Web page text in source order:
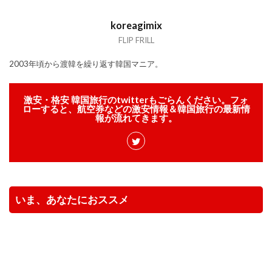
koreagimix
FLIP FRILL
2003年頃から渡韓を繰り返す韓国マニア。
激安・格安 韓国旅行のtwitterもごらんください。フォ
ローすると、航空券などの激安情報＆韓国旅行の最新情
報が流れてきます。
いま、あなたにおススメ